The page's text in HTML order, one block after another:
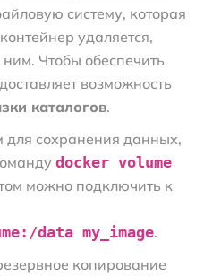
систему, которая
удаляется,
Чтобы обеспечить
возможность
каталогов.
для сохранения данных,
docker volume
можно подключить к
data my_image.
копирование